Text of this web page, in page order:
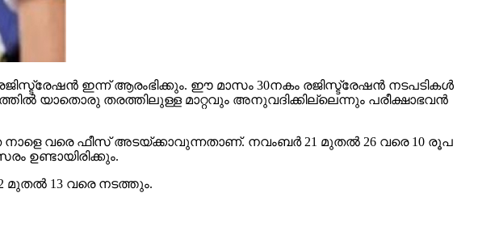
ഇന്ന് ആരംഭിക്കും. ഈ മാസം 30നകം രജിസ്ട്രേഷന്‍ നടപടികള്‍
യാതൊരു തരത്തിലുള്ള മാറ്റവും അനുവദിക്കില്ലെന്നും പരീക്ഷാഭവന്‍
നാളെ വരെ ഫീസ് അടയ്ക്കാവുന്നതാണ്. നവംബര്‍ 21 മുതല്‍ 26 വരെ 10 രൂപ
ഉണ്ടായിരിക്കും.
മുതല്‍ 13 വരെ നടത്തും.